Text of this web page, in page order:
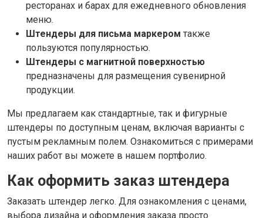
ресторанах и барах для ежедневного обновления
меню.
Штендеры для письма маркером также
пользуются популярностью.
Штендеры с магнитной поверхностью
предназначены для размещения сувенирной
продукции.
Мы предлагаем как стандартные, так и фигурные
штендеры по доступным ценам, включая варианты с
пустым рекламным полем. Ознакомиться с примерами
наших работ вы можете в нашем портфолио.
Как оформить заказ штендера
Заказать штендер легко. Для ознакомления с ценами,
выбора дизайна и оформления заказа просто